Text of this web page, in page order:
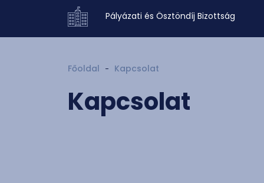
Pályázati és Ösztöndíj Bizottság
Főoldal Kapcsolat
Kapcsolat